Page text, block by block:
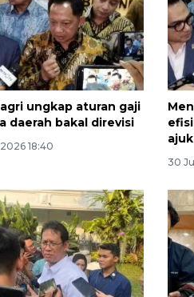
ungkap aturan gaji
daerah bakal direvisi
18:40
30